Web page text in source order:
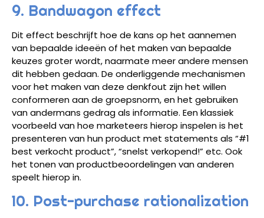
9. Bandwagon effect
Dit effect beschrijft hoe de kans op het aannemen
van bepaalde ideeën of het maken van bepaalde
keuzes groter wordt, naarmate meer andere mensen
dit hebben gedaan. De onderliggende mechanismen
voor het maken van deze denkfout zijn het willen
conformeren aan de groepsnorm, en het gebruiken
van andermans gedrag als informatie. Een klassiek
voorbeeld van hoe marketeers hierop inspelen is het
presenteren van hun product met statements als “#1
best verkocht product”, “snelst verkopend!” etc. Ook
het tonen van productbeoordelingen van anderen
speelt hierop in.
10. Post-purchase rationalization